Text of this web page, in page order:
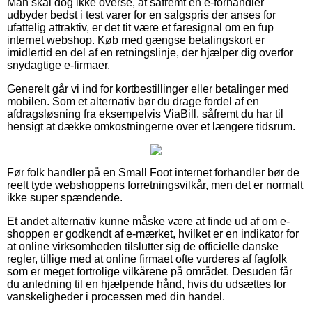
udbyder bedst i test varer for en salgspris der anses for
ufattelig attraktiv, er det tit være et faresignal om en fup
internet webshop. Køb med gængse betalingskort er
imidlertid en del af en retningslinje, der hjælper dig overfor
snydagtige e-firmaer.
Generelt går vi ind for kortbestillinger eller betalinger med
mobilen. Som et alternativ bør du drage fordel af en
afdragsløsning fra eksempelvis ViaBill, såfremt du har til
hensigt at dække omkostningerne over et længere tidsrum.
Før folk handler på en Small Foot internet forhandler bør de
reelt tyde webshoppens forretningsvilkår, men det er normalt
ikke super spændende.
Et andet alternativ kunne måske være at finde ud af om e-
shoppen er godkendt af e-mærket, hvilket er en indikator for
at online virksomheden tilslutter sig de officielle danske
regler, tillige med at online firmaet ofte vurderes af fagfolk
som er meget fortrolige vilkårene på området. Desuden får
du anledning til en hjælpende hånd, hvis du udsættes for
vanskeligheder i processen med din handel.